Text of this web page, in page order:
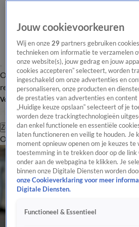
Overzicht Laatste nieuws Regionieuws Het
redactie
Volg Hart van Nederland
Zoeken
OverzichtRegioUitzendingenWeerTip
Jouw cookievoorkeuren
Wij en onze29 partners gebruiken
technieken om informatie te verzamelen
onze website(s), jouw gedrag en jouw
cookies accepteren” selecteert, worden
ingeschakeld om onze advertenties en
personaliseren, onze producten en
de prestaties van advertenties en
„Huidige keuze opslaan” selecteert of je
worden deze trackingtechnologieën
dan enkel functionele en essentiële
laten functioneren en veilig te houden. Je
moment opnieuw openen om je keuzes te
toestemming in te trekken door op de
onder aan de webpagina te klikken. Je
binnen onze Digitale Diensten worden
onze Cookieverklaring voor meer
Digitale Diensten.
Functioneel & Essentieel